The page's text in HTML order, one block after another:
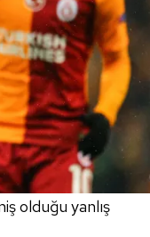
olduğu yanlış